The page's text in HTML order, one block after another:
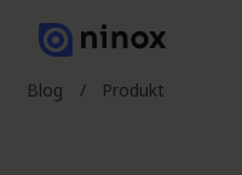
Blog / Produkt